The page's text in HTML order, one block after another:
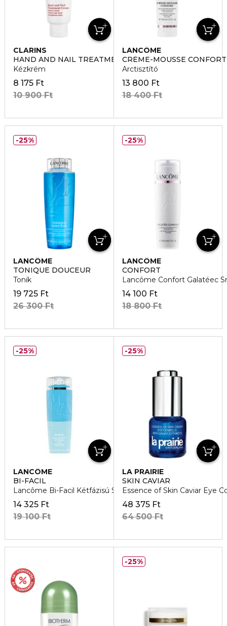
CLARINS
HAND AND NAIL TREATMENT CREAM
Kézkrém
8 175 Ft
10 900 Ft
LANCÔME
CRÉME-MOUSSE CONFORT
Arctisztító
13 800 Ft
18 400 Ft
LANCÔME
TONIQUE DOUCEUR
Tonik
19 725 Ft
26 300 Ft
25%
LANCÔME
CONFORT
Lancôme Confort Galatéec
14 100 Ft
18 800 Ft
25%
LANCÔME
BI-FACIL
Lancôme Bi-Facil Kétfázisú Sminklemosó
14 325 Ft
19 100 Ft
25%
LA PRAIRIE
SKIN CAVIAR
Essence of Skin Caviar Eye
48 375 Ft
64 500 Ft
25%
25%